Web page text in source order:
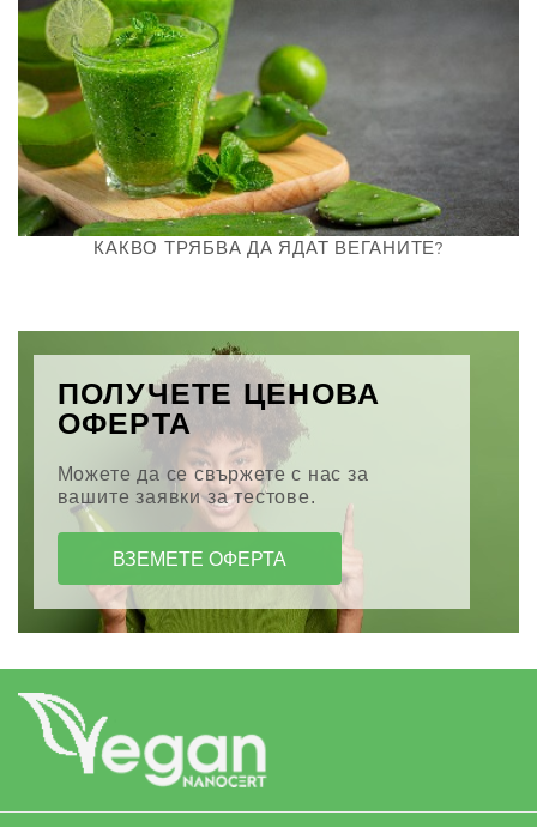
КАКВО ТРЯБВА ДА ЯДАТ ВЕГАНИТЕ?
ПОЛУЧЕТЕ ЦЕНОВА
ОФЕРТА
Можете да се свържете с нас за
вашите заявки за тестове.
ВЗЕМЕТЕ ОФЕРТА